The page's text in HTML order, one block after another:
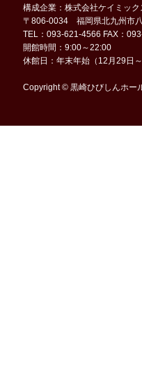
構成企業：株式会社ケイミッ
〒806-0034 福岡県北九州市
TEL：093-621-4566 FAX：
開館時間：9:00～22:00
休館日：年末年始（12月29日～
Copyright © 黒崎ひびしんホー